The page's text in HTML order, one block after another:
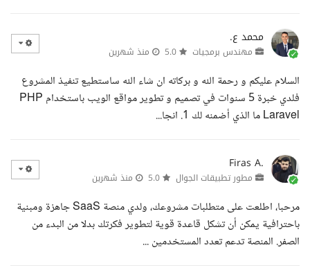
محمد ع.
مهندس برمجيات منذ شهرين
السلام عليكم و رحمة الله و بركاته ان شاء الله ساستطيع تنفيذ المشروع
فلدي خبرة 5 سنوات في تصميم و تطوير مواقع الويب باستخدام PHP
Laravel ما الذي أضمنه لك 1. انجا...
Firas A.
مطور تطبيقات الجوال منذ شهرين
مرحبا، اطلعت على متطلبات مشروعك، ولدي منصة SaaS جاهزة ومبنية
باحترافية يمكن أن تشكل قاعدة قوية لتطوير فكرتك بدلا من البدء من
الصفر. المنصة تدعم تعدد المستخدمين ...